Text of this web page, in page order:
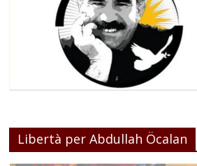
Libertà per Abdullah Öcalan